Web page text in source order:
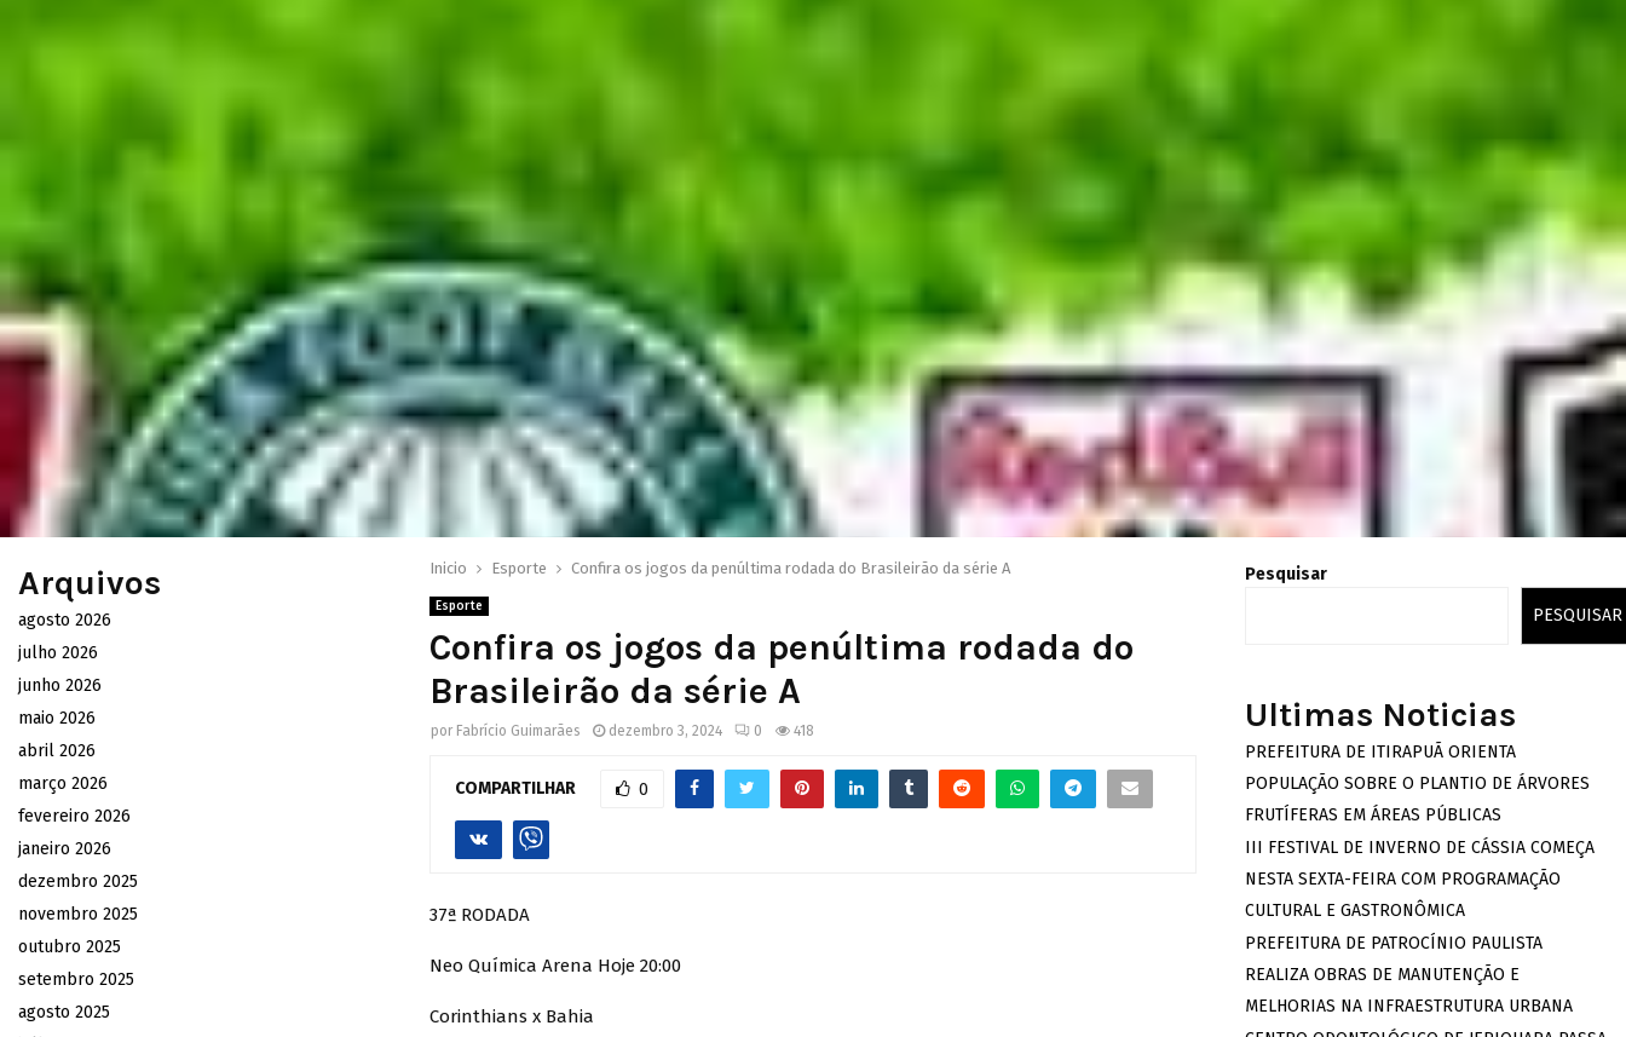
Inicio Esporte Confira os jogos da penúltima rodada do Brasileirão da série A
Esporte
Confira os jogos da penúltima rodada do
Brasileirão da série A
por Fabrício Guimarães dezembro 3, 2024 0 418
COMPARTILHAR 0
37ª RODADA
Neo Química Arena Hoje 20:00
Corinthians x Bahia
Arquivos
agosto 2026
julho 2026
junho 2026
maio 2026
abril 2026
março 2026
fevereiro 2026
janeiro 2026
dezembro 2025
novembro 2025
outubro 2025
setembro 2025
agosto 2025
Pesquisar
PESQUISAR
Ultimas Noticias
PREFEITURA DE ITIRAPUÃ ORIENTA
POPULAÇÃO SOBRE O PLANTIO DE ÁRVORES
FRUTÍFERAS EM ÁREAS PÚBLICAS
III FESTIVAL DE INVERNO DE CÁSSIA COMEÇA
NESTA SEXTA-FEIRA COM PROGRAMAÇÃO
CULTURAL E GASTRONÔMICA
PREFEITURA DE PATROCÍNIO PAULISTA
REALIZA OBRAS DE MANUTENÇÃO E
MELHORIAS NA INFRAESTRUTURA URBANA